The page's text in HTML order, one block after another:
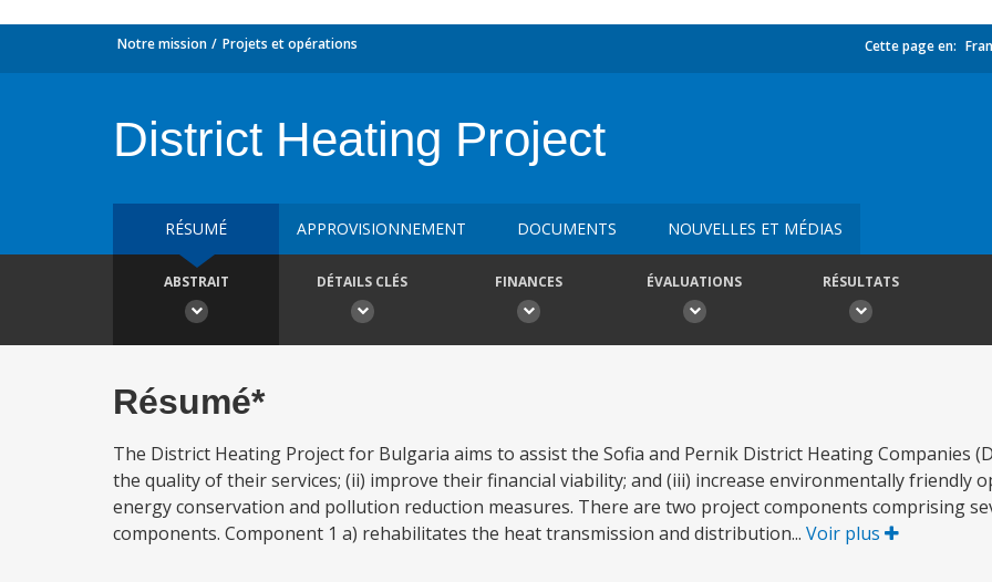
Notre mission Projets et opérations Cette page en:
District Heating Project
RÉSUMÉ APPROVISIONNEMENT DOCUMENTS NOUVELLES ET MÉDIAS
ABSTRAIT DÉTAILS CLÉS FINANCES ÉVALUATIONS RÉSULTATS
Résumé*
The District Heating Project for Bulgaria aims to assist the Sofia and Pernik District Heating Companies
the quality of their services; (ii) improve their financial viability; and (iii) increase environmentally friendly
energy conservation and pollution reduction measures. There are two project components comprising
components. Component 1 a) rehabilitates the heat transmission and distribution... Voir plus